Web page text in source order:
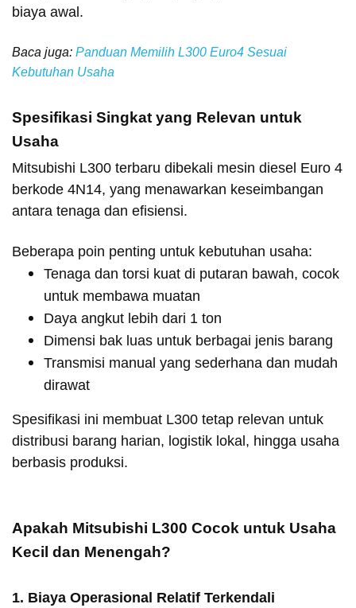
biaya awal.
Baca juga: Panduan Memilih L300 Euro4 Sesuai
Kebutuhan Usaha
Spesifikasi Singkat yang Relevan untuk
Usaha
Mitsubishi L300 terbaru dibekali mesin diesel Euro 4
berkode 4N14, yang menawarkan keseimbangan
antara tenaga dan efisiensi.
Beberapa poin penting untuk kebutuhan usaha:
Tenaga dan torsi kuat di putaran bawah, cocok
untuk membawa muatan
Daya angkut lebih dari 1 ton
Dimensi bak luas untuk berbagai jenis barang
Transmisi manual yang sederhana dan mudah
dirawat
Spesifikasi ini membuat L300 tetap relevan untuk
distribusi barang harian, logistik lokal, hingga usaha
berbasis produksi.
Apakah Mitsubishi L300 Cocok untuk Usaha
Kecil dan Menengah?
1. Biaya Operasional Relatif Terkendali